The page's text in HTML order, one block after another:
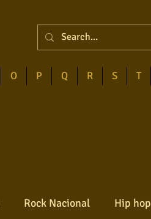
O P Q R S T
Rock Nacional Hip hop